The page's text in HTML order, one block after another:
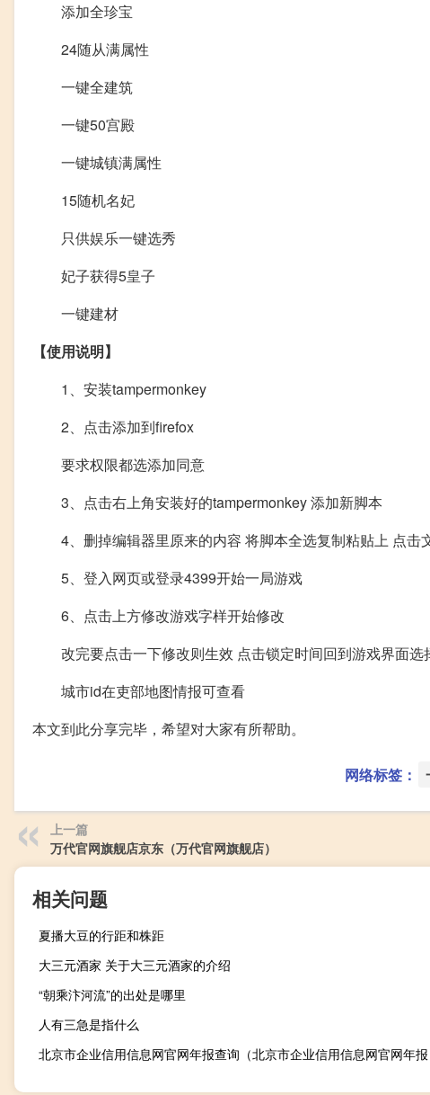
添加全珍宝
24随从满属性
一键全建筑
一键50宫殿
一键城镇满属性
15随机名妃
只供娱乐一键选秀
妃子获得5皇子
一键建材
【使用说明】
1、安装tampermonkey
2、点击添加到firefox
要求权限都选添加同意
3、点击右上角安装好的tampermonkey 添加新脚本
4、删掉编辑器里原来的内容 将脚本全选复制粘贴上 点击
5、登入网页或登录4399开始一局游戏
6、点击上方修改游戏字样开始修改
改完要点击一下修改则生效 点击锁定时间回到游戏界面选
城市id在吏部地图情报可查看
本文到此分享完毕，希望对大家有所帮助。
网络标签：
上一篇
万代官网旗舰店京东（万代官网旗舰店）
相关问题
夏播大豆的行距和株距
大三元酒家 关于大三元酒家的介绍
“朝乘汴河流”的出处是哪里
人有三急是指什么
北京市企业信用信息网官网年报查询（北京市企业信用信息网官网年报